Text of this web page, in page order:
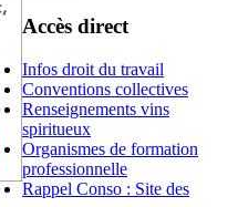
Accès direct
Infos droit du travail
Conventions collectives
Renseignements vins
spiritueux
Organismes de formation
professionnelle
Rappel Conso : Site des